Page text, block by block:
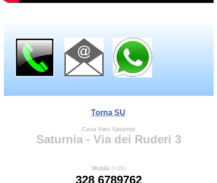
Torna SU
Casa Vieri Saturnia
Saturnia - Via dei Ruderi 3
Mobile (+39)
328 6789762